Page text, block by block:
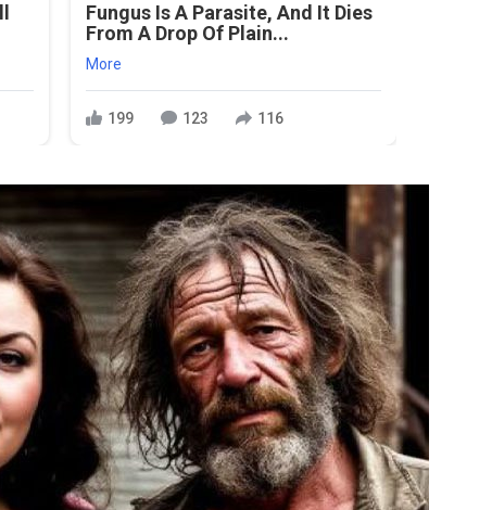
Fungus Is A Parasite, And It Dies
From A Drop Of Plain...
More
199 123 116